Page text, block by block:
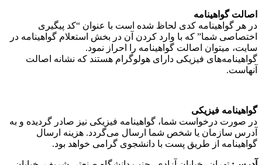
اصالت گواهینامه
در هر گواهینامه کدی لحاظ شده است با عنوان “کد پیگیری
اختصاصی شما” که با وارد کردن آن در بخش استعلام گواهینامه در
سایت، میتوان اصالت گواهینامه را احراز نمود.
گواهینامه‌های فیزیکی دارای هولوگرام هستند که نشانه اصالت
آنهاست.
گواهینامه فیزیکی
در صورت درخواست شما، گواهینامه فیزیکی نیز صادر گردیده و به
آدرس سازمان یا شخص شما ارسال می‌گردد. هزینه ارسال
گواهینامه از طریق پست با دانشجوی گرامی خواهد بود.